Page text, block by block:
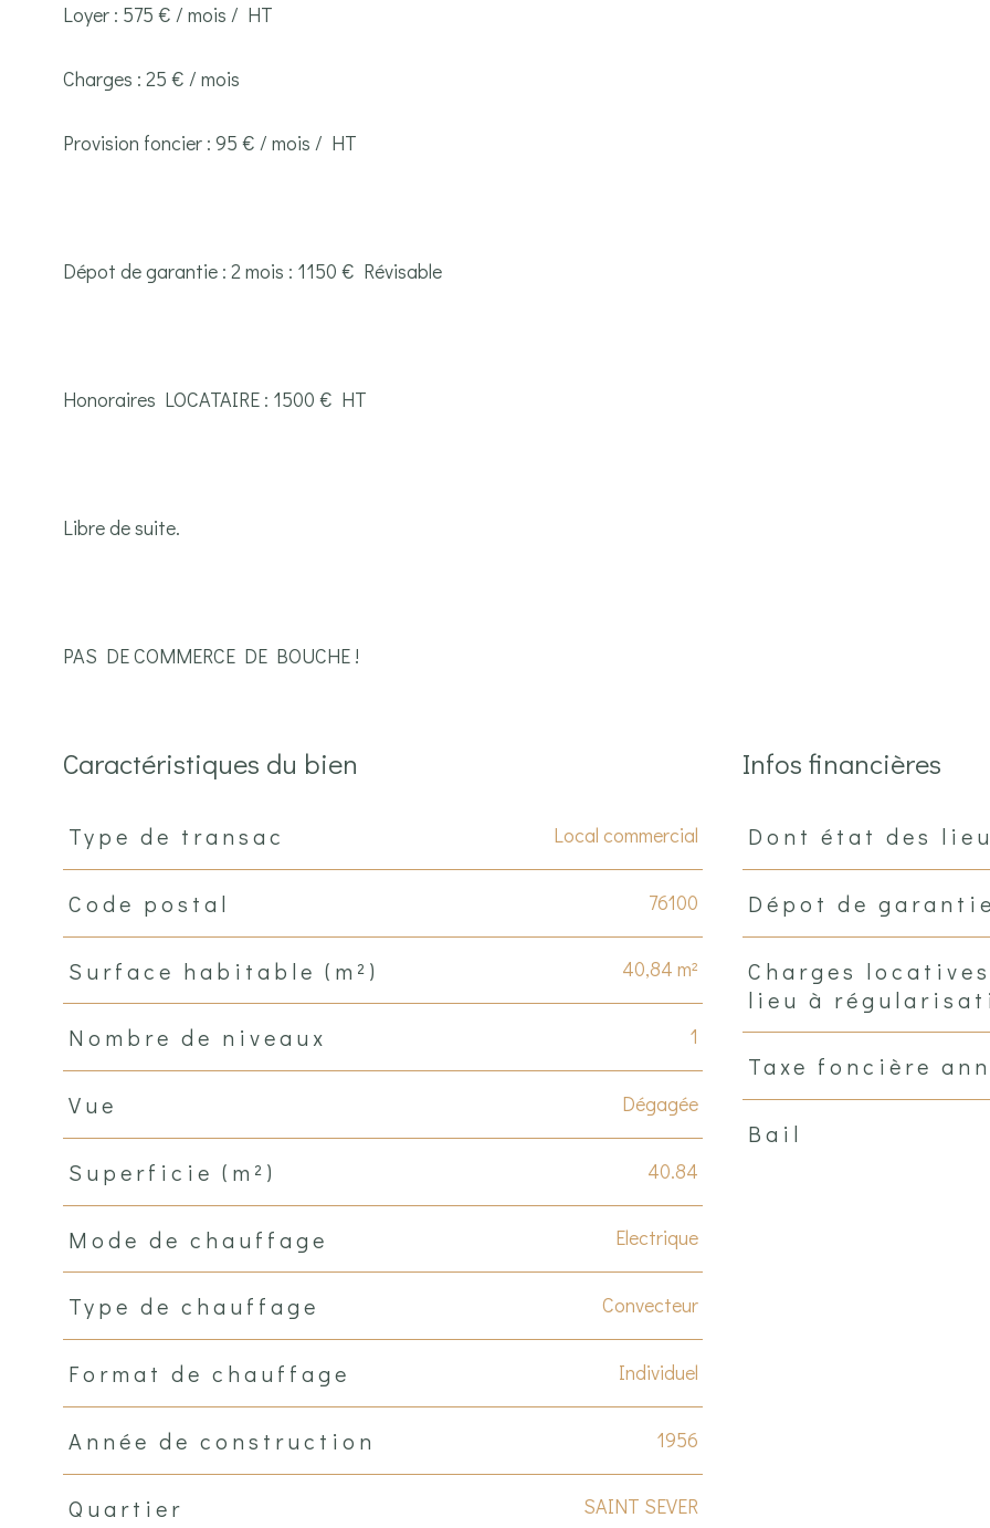
Loyer : 575 € / mois / HT
Charges : 25 € / mois
Provision foncier : 95 € / mois / HT
Dépot de garantie : 2 mois : 1150 € Révisable
Honoraires LOCATAIRE : 1500 € HT
Libre de suite.
PAS DE COMMERCE DE BOUCHE !
Caractéristiques du bien
Caractéristiques Valeurs
Type de transac Local commercial
Code postal 76100
Surface habitable (m²) 40,84 m²
Nombre de niveaux 1
Vue Dégagée
Superficie (m²) 40.84
Mode de chauffage Electrique
Type de chauffage Convecteur
Format de chauffage Individuel
Année de construction 1956
Quartier SAINT SEVER
Infos financières
Caractéristiques Valeurs
Dont état des
Dépot de
Charges
lieu à
Taxe foncière
Bail